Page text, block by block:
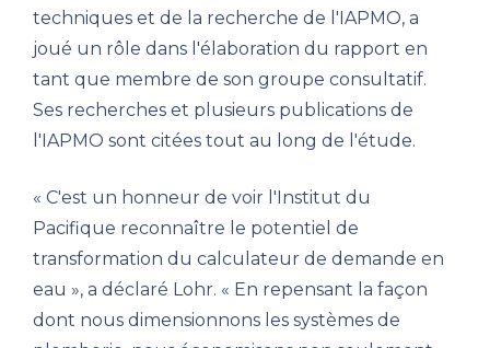
techniques et de la recherche de l'IAPMO, a
joué un rôle dans l'élaboration du rapport en
tant que membre de son groupe consultatif.
Ses recherches et plusieurs publications de
l'IAPMO sont citées tout au long de l'étude.
« C'est un honneur de voir l'Institut du
Pacifique reconnaître le potentiel de
transformation du calculateur de demande en
eau », a déclaré Lohr. « En repensant la façon
dont nous dimensionnons les systèmes de